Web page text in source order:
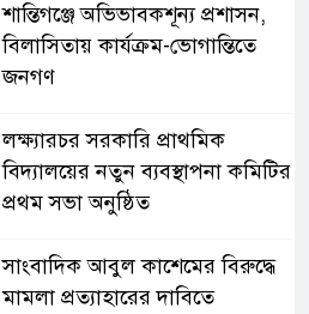
‎শান্তিগঞ্জে অভিভাবকশূন্য প্রশাসন,
‎বিলাসিতায় কার্যক্রম-ভোগান্তিতে
জনগণ ‎
লক্ষ্যারচর সরকারি প্রাথমিক
বিদ্যালয়ের নতুন ব্যবস্থাপনা কমিটির
প্রথম সভা অনুষ্ঠিত
সাংবাদিক আবুল কাশেমের বিরুদ্ধে
মামলা প্রত্যাহারের দাবিতে